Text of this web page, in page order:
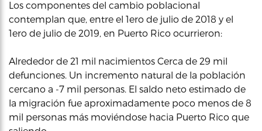
Los componentes del cambio poblacional
contemplan que, entre el 1ero de julio de 2018 y el
1ero de julio de 2019, en Puerto Rico ocurrieron:
Alrededor de 21 mil nacimientos Cerca de 29 mil
defunciones. Un incremento natural de la población
cercano a -7 mil personas. El saldo neto estimado de
la migración fue aproximadamente poco menos de 8
mil personas más moviéndose hacia Puerto Rico que